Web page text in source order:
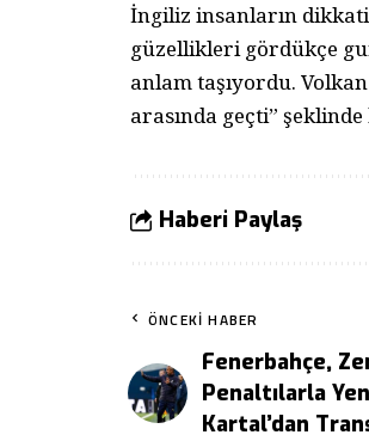
İngiliz insanların
güzellikleri gördükçe
anlam taşıyordu.
arasında geçti”
Haberi Paylaş
ÖNCEKI HABER
Fenerbahçe,
Penaltılarla
Kartal’dan